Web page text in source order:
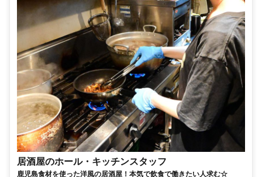
居酒屋のホール・キッチンスタッフ
鹿児島食材を使った洋風の居酒屋！本気で飲食で働きたい人求む☆